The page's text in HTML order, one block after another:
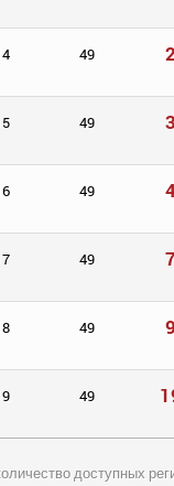
49
49
49
49
49
49
доступных